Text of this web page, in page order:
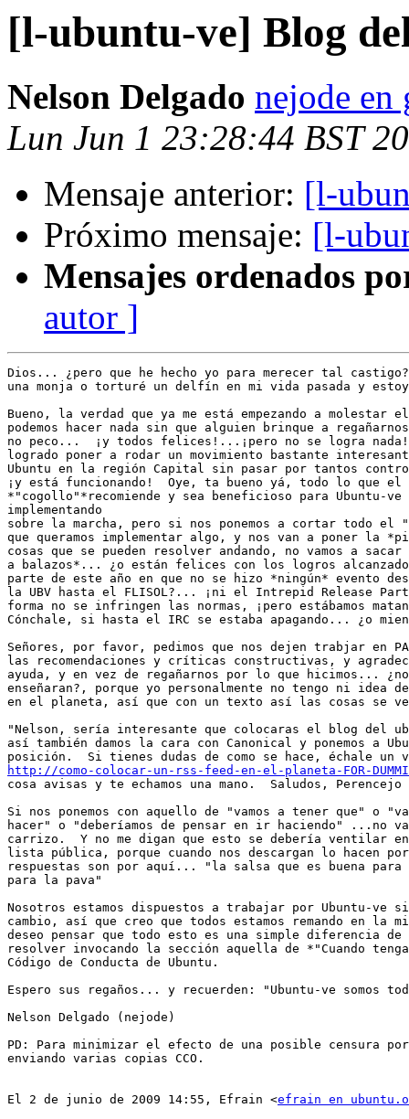
[l-ubuntu-ve] Blog
Nelson Delgado nejode en
Lun Jun 1 23:28:44 BST
Mensaje anterior: [l-
Próximo mensaje: [l-
Mensajes ordenados
autor ]
Dios... ¿pero que he hecho yo para merecer tal
una monja o torturé un delfín en mi vida pasada y estoy
Bueno, la verdad que ya me está empezando a molestar
podemos hacer nada sin que alguien brinque a
no peco...  ¡y todos felices!...¡pero no se logra nada!
logrado poner a rodar un movimiento bastante
Ubuntu en la región Capital sin pasar por tantos
¡y está funcionando!  Oye, ta bueno yá, todo lo que el
*"cogollo"*recomiende y sea beneficioso para Ubuntu-
implementando
sobre la marcha, pero si nos ponemos a cortar todo el
que queramos implementar algo, y nos van a poner la
cosas que se pueden resolver andando, no vamos a
a balazos*... ¿o están felices con los logros
parte de este año en que no se hizo *ningún* evento
la UBV hasta el FLISOL?... ¡ni el Intrepid Release
forma no se infringen las normas, ¡pero estábamos
Cónchale, si hasta el IRC se estaba apagando... ¿o
Señores, por favor, pedimos que nos dejen trabjar en
las recomendaciones y críticas constructivas, y
ayuda, y en vez de regañarnos por lo que hicimos...
enseñaran?, porque yo personalmente no tengo ni idea
en el planeta, así que con un texto así las cosas se
"Nelson, sería interesante que colocaras el blog del
así también damos la cara con Canonical y ponemos a
http://como-colocar-un-rss-feed-en-el-planeta-FOR-
cosa avisas y te echamos una mano.  Saludos,
Si nos ponemos con aquello de "vamos a tener que" o
hacer" o "deberíamos de pensar en ir haciendo" ...no
carrizo.  Y no me digan que esto se debería ventilar
lista pública, porque cuando nos descargan lo hacen
respuestas son por aquí... "la salsa que es buena
para la pava"
Nosotros estamos dispuestos a trabajar por Ubuntu-ve
cambio, así que creo que todos estamos remando en la
deseo pensar que todo esto es una simple diferencia de
resolver invocando la sección aquella de *"Cuando
Código de Conducta de Ubuntu.
Espero sus regaños... y recuerden: "Ubuntu-ve somos
Nelson Delgado (nejode)
PD: Para minimizar el efecto de una posible censura
enviando varias copias CCO.
El 2 de junio de 2009 14:55, Efrain <efrain en